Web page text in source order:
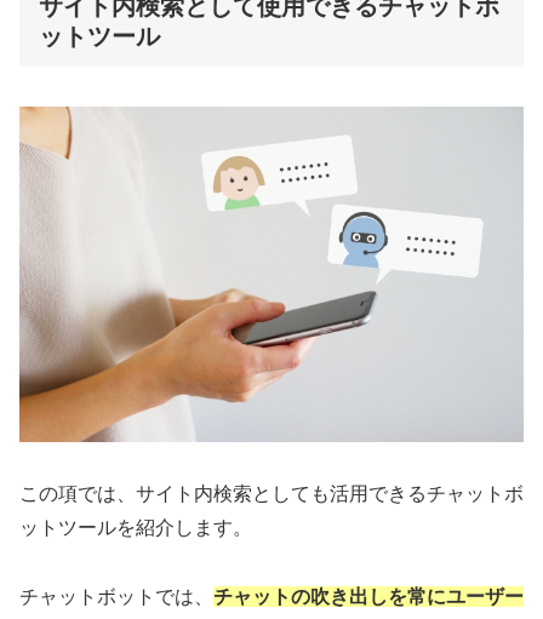
サイト内検索として使用できるチャットボ
ットツール
この項では、サイト内検索としても活用できるチャットボ
ットツールを紹介します。
チャットボットでは、 チャットの吹き出しを常にユーザー